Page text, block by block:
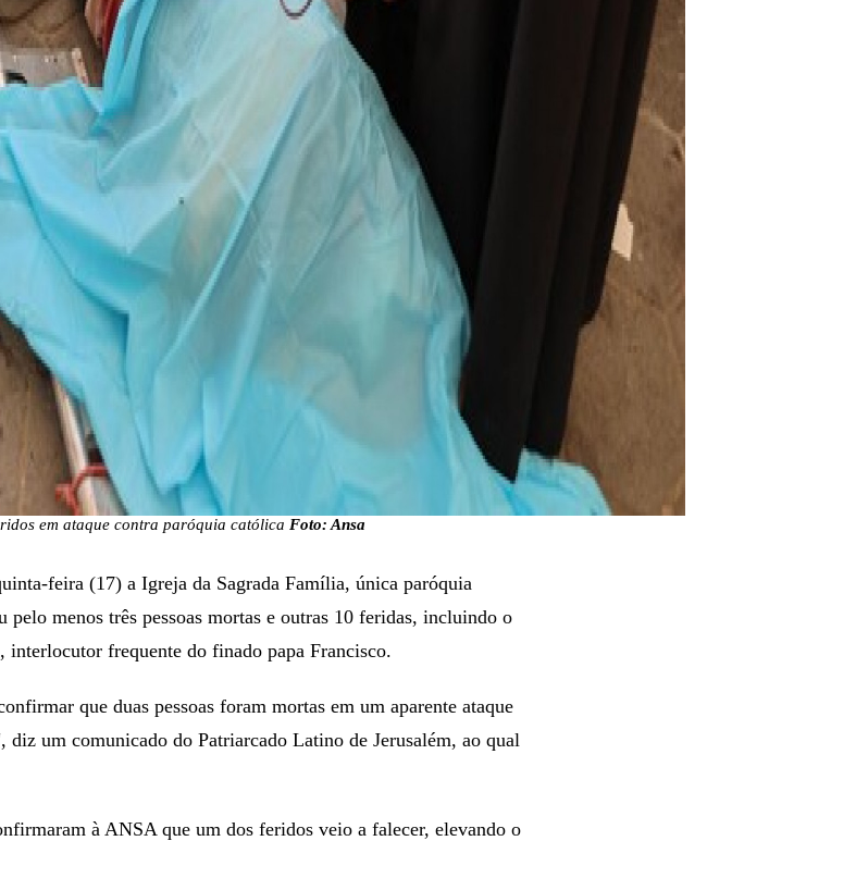
em ataque contra paróquia católica Foto: Ansa
feira (17) a Igreja da Sagrada Família, única paróquia
pelo menos três pessoas mortas e outras 10 feridas, incluindo o
frequente do finado papa Francisco.
que duas pessoas foram mortas em um aparente ataque
diz um comunicado do Patriarcado Latino de Jerusalém, ao qual
à ANSA que um dos feridos veio a falecer, elevando o